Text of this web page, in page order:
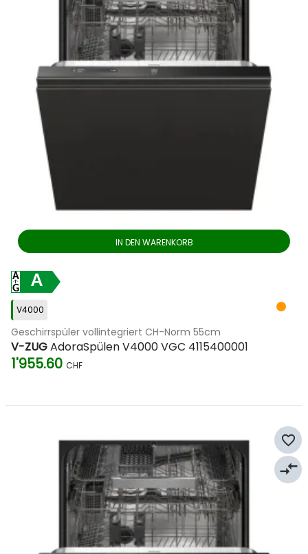
IN DEN WARENKORB
A
V4000
Geschirrspüler vollintegriert CH-Norm 55cm
V-ZUGAdoraSpülen V4000 VGC 4115400001
1'955.60 CHF
favorite_border
compare_arrows